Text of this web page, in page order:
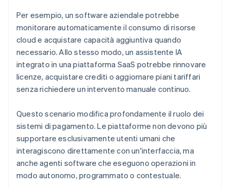
Per esempio, un software aziendale potrebbe
monitorare automaticamente il consumo di risorse
cloud e acquistare capacità aggiuntiva quando
necessario. Allo stesso modo, un assistente IA
integrato in una piattaforma SaaS potrebbe rinnovare
licenze, acquistare crediti o aggiornare piani tariffari
senza richiedere un intervento manuale continuo.
Questo scenario modifica profondamente il ruolo dei
sistemi di pagamento. Le piattaforme non devono più
supportare esclusivamente utenti umani che
interagiscono direttamente con un'interfaccia, ma
anche agenti software che eseguono operazioni in
modo autonomo, programmato o contestuale.